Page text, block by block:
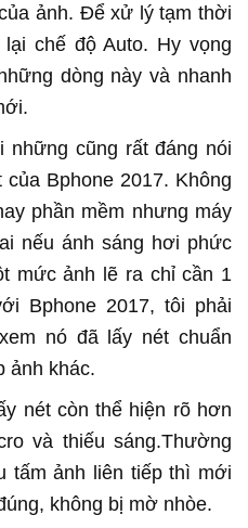
ảnh. Để xử lý tạm thời
chế độ Auto. Hy vọng
dòng này và nhanh
những cũng rất đáng nói
Bphone 2017. Không
phần mềm nhưng máy
nếu ánh sáng hơi phức
mức ảnh lẽ ra chỉ cần 1
Bphone 2017, tôi phải
nó đã lấy nét chuẩn
ảnh khác.
nét còn thể hiện rõ hơn
và thiếu sáng.Thường
tấm ảnh liên tiếp thì mới
không bị mờ nhòe.